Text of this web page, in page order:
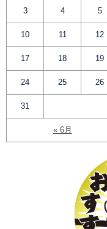
« 6月
3 4 5
10 11 12
17 18 19
24 25 26
31